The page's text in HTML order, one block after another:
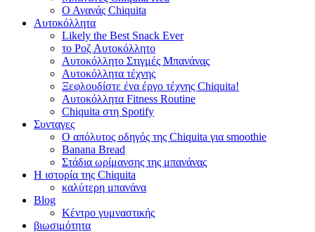
Ο Ανανάς Chiquita
Αυτοκόλλητα
Likely the Best Snack Ever
το Ροζ Αυτοκόλλητο
Αυτοκόλλητο Στιγμές Μπανάνας
Αυτοκόλλητα τέχνης
Ξεφλουδίστε ένα έργο τέχνης Chiquita!
Αυτοκόλλητα Fitness Routine
Chiquita στη Spotify
Συνταγες
Ο απόλυτος οδηγός της Chiquita για smoothie
Banana Bread
Στάδια ωρίμανσης της μπανάνας
Η ιστορία της Chiquita
καλύτερη μπανάνα
Blog
Κέντρο γυμναστικής
βιωσιμότητα